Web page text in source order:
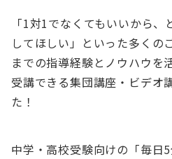
「1対1でなくてもいいから
してほしい」といった多くの
までの指導経験とノウハウを
受講できる集団講座・ビデオ
た！
中学・高校受験向けの「毎日